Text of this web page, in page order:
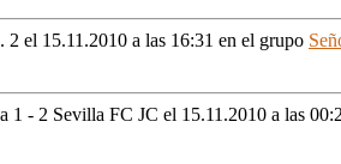
2 el 15.11.2010 a las 16:31 en el grupo
1 - 2 Sevilla FC JC el 15.11.2010 a las